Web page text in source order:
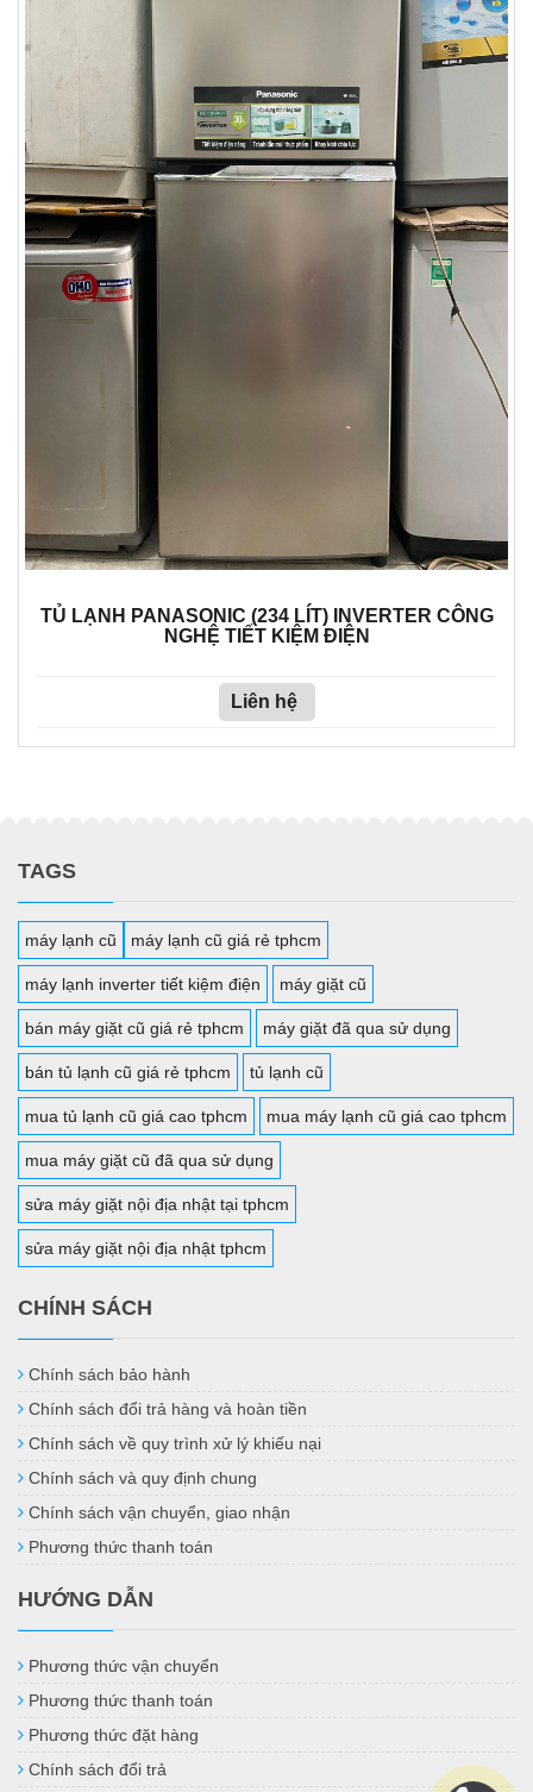
TỦ LẠNH PANASONIC (234 LÍT) INVERTER CÔNG
NGHỆ TIẾT KIỆM ĐIỆN
Liên hệ
TAGS
máy lạnh cũ máy lạnh cũ giá rẻ tphcm
máy lạnh inverter tiết kiệm điện máy giặt cũ
bán máy giặt cũ giá rẻ tphcm máy giặt đã qua sử dụng
bán tủ lạnh cũ giá rẻ tphcm tủ lạnh cũ
mua tủ lạnh cũ giá cao tphcm mua máy lạnh cũ giá cao tphcm
mua máy giặt cũ đã qua sử dụng
sửa máy giặt nội địa nhật tại tphcm
sửa máy giặt nội địa nhật tphcm
CHÍNH SÁCH
Chính sách bảo hành
Chính sách đổi trả hàng và hoàn tiền
Chính sách về quy trình xử lý khiếu nại
Chính sách và quy định chung
Chính sách vận chuyển, giao nhận
Phương thức thanh toán
HƯỚNG DẪN
Phương thức vận chuyển
Phương thức thanh toán
Phương thức đặt hàng
Chính sách đổi trả